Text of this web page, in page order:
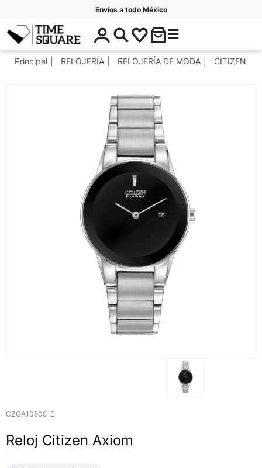
Envíos a todo México
Timesquare
$
0
.
C
t
Principal RELOJERÍA RELOJERÍA DE MODA CITIZEN
CZGA105051E
Reloj Citizen Axiom